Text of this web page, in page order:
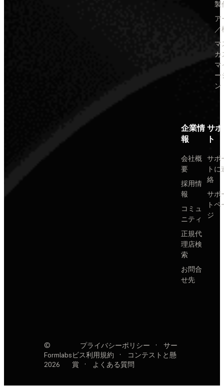
製
ア
／
マ
カ
マ
ー
ン
企業情
報
会社概
要
採用情
報
コミュ
ニティ
正規代
理店検
索
お問合
せ先
サ
ト
サポ
トに
絡
サポ
トペ
ジ
©
Formlabs
2026
プライバシーポリシー ·
サー
ビス利用規約
·
コンテストと懸
賞
· よくある質問